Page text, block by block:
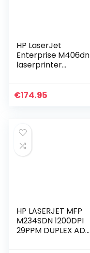
HP LaserJet
Enterprise M406dn
laserprinter
papiervak) wit
€174.95
HP LASERJET MFP
M234SDN 1200DPI
29PPM DUPLEX ADF